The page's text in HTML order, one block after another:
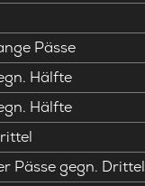
Pässe
Hälfte
Hälfte
Pässe gegn. Drittel